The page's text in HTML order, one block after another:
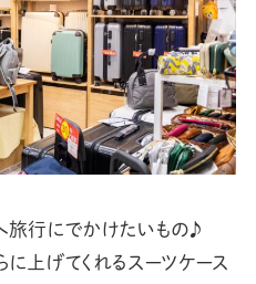
旅行にでかけたいもの♪
上げてくれるスーツケース